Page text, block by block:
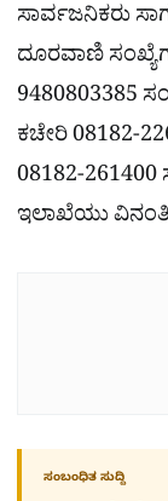
ಸಾರ್ವಜನಿಕರು
ದೂರವಾಣಿ
9480803385
ಕಚೇರಿ 08182-
08182-
ಇಲಾಖೆಯು
ಸಂಬಂಧಿತ ಸುದ್ದಿ